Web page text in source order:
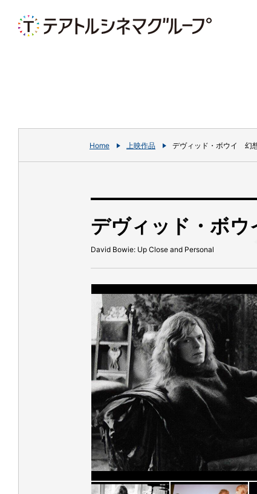
Home 上映作品 デヴィッド・ボウイ 幻
デヴィッド・ボ
David Bowie: Up Close and Personal